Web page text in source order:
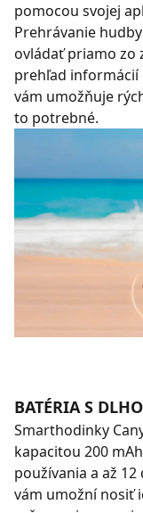
pomocou svojej
Prehrávanie
ovládať priamo zo
prehľad informácií
vám umožňuje
to potrebné.
BATÉRIA S
Smarthodinky
kapacitou 200
používania a až
vám umožní nosiť